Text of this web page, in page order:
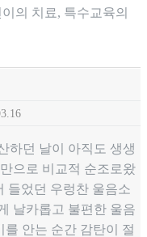
의 치료, 특수교육의
하던 날이 아직도 생생
으로 비교적 순조로왔
들었던 우렁찬 울음소
날카롭고 불편한 울음
안는 순간 감탄이 절